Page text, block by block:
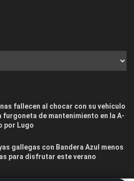
fallecen al chocar con su vehículo
furgoneta de mantenimiento en la A-
por Lugo
gallegas con Bandera Azul menos
para disfrutar este verano